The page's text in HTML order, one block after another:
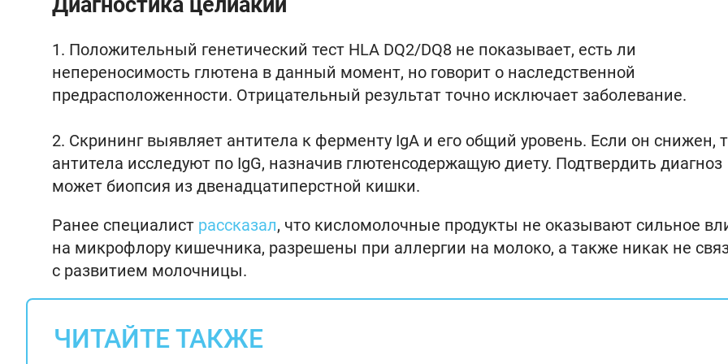
Положительный генетический тест HLA DQ2/DQ8 не показывает, есть ли
непереносимость глютена в данный момент, но говорит о наследственной
предрасположенности. Отрицательный результат точно исключает заболевание.
Скрининг выявляет антитела к ферменту IgA и его общий уровень. Если он снижен,
антитела исследуют по IgG, назначив глютенсодержащую диету. Подтвердить диагноз
может биопсия из двенадцатиперстной кишки.
Ранее специалист рассказал, что кисломолочные продукты не оказывают сильное
на микрофлору кишечника, разрешены при аллергии на молоко, а также никак не
с развитием молочницы.
ЧИТАЙТЕ ТАКЖЕ